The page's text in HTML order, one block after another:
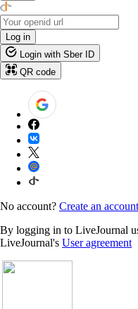
Log in
Login with Sber ID
QR code
No account? Create an account
By logging in to LiveJournal
LiveJournal's User agreement